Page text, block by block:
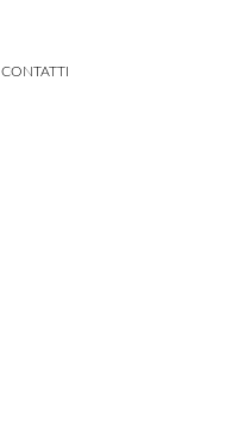
CONTATTI